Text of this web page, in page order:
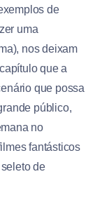
de
uma
nos deixam
que a
que possa
público,
no
fantásticos
de